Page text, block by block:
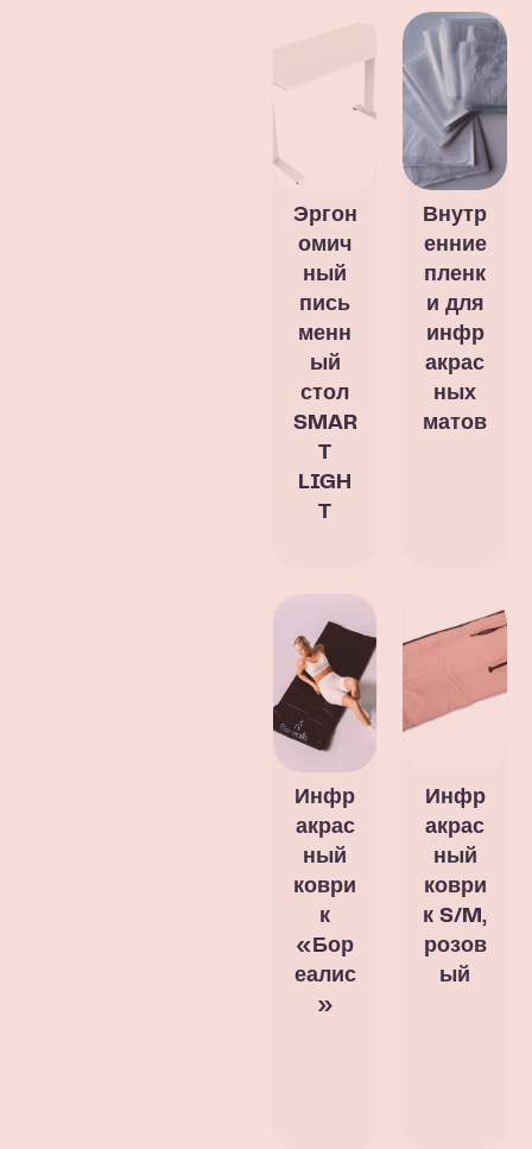
Эргон
омич
ный
пись
менн
ый
стол
SMAR
LIGH
Внутр
енние
пленк
и для
инфр
акрас
ных
матов
Инфр
акрас
ный
коври
к
«Бор
еалис
»
Инфр
акрас
ный
коври
к S/M,
розов
ый